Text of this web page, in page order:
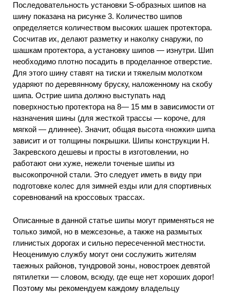
Последовательность установки S-образных шипов на
шину показана на рисунке 3. Количество шипов
определяется количеством высоких шашек протектора.
Сосчитав их, делают разметку и наколку снаружи, по
шашкам протектора, а установку шипов — изнутри. Шип
необходимо плотно посадить в проделанное отверстие.
Для этого шину ставят на тиски и тяжелым молотком
ударяют по деревянному бруску, наложенному на скобу
шипа. Острие шипа должно выступать над
поверхностью протектора на 8— 15 мм в зависимости от
назначения шины (для жесткой трассы — короче, для
мягкой — длиннее). Значит, общая высота «ножки» шипа
зависит и от толщины покрышки. Шипы конструкции Н.
Закревского дешевы и просты в изготовлении, но
работают они хуже, нежели точеные шипы из
высокопрочной стали. Это следует иметь в виду при
подготовке колес для зимней езды или для спортивных
соревнований на кроссовых трассах.
Описанные в данной статье шипы могут применяться не
только зимой, но в межсезонье, а также на размытых
глинистых дорогах и сильно пересеченной местности.
Неоценимую службу могут они сослужить жителям
таежных районов, тундровой зоны, новостроек девятой
пятилетки — словом, всюду, где еще нет хороших дорог!
Поэтому мы рекомендуем каждому владельцу